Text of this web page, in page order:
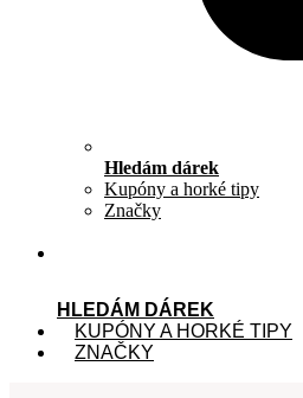
Hledám dárek
Kupóny a horké tipy
Značky
HLEDÁM DÁREK
KUPÓNY A HORKÉ TIPY
ZNAČKY